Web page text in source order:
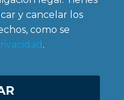
y cancelar los
como se
.